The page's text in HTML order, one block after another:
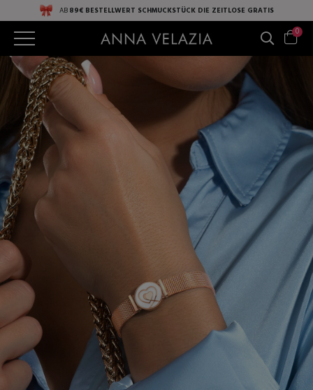
AB89€ BESTELLWERT SCHMUCKSTÜCK DIE ZEITLOSE GRATIS
0